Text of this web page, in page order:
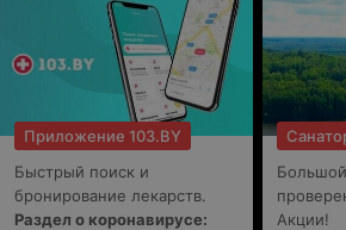
Приложение 103.BY
Быстрый поиск и
бронирование лекарств.
Раздел о коронавирусе:
Акции!